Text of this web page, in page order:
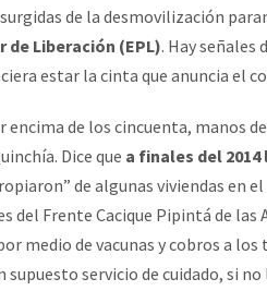
de la desmovilización
de Liberación (EPL). Hay señales
estar la cinta que anuncia el
encima de los cincuenta, manos
Dice que a finales del
de algunas viviendas en
Frente Cacique Pipintá de las
medio de vacunas y cobros a los
supuesto servicio de cuidado, si